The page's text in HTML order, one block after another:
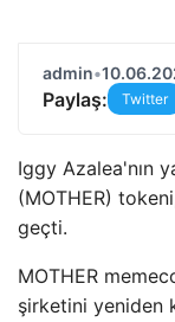
admin•
Paylaş: Twitter
Iggy Azalea'nın
(MOTHER)
geçti.
MOTHER
şirketini yeniden